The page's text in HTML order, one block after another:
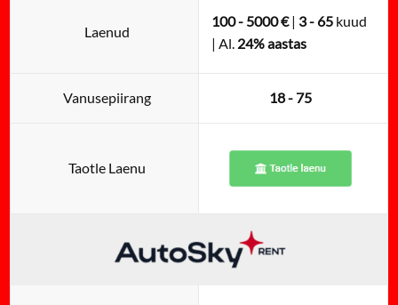
Laenud
100 - 5000 €| 3 - 65kuud
| Al. 24% aastas
Vanusepiirang 18 - 75
Taotle Laenu